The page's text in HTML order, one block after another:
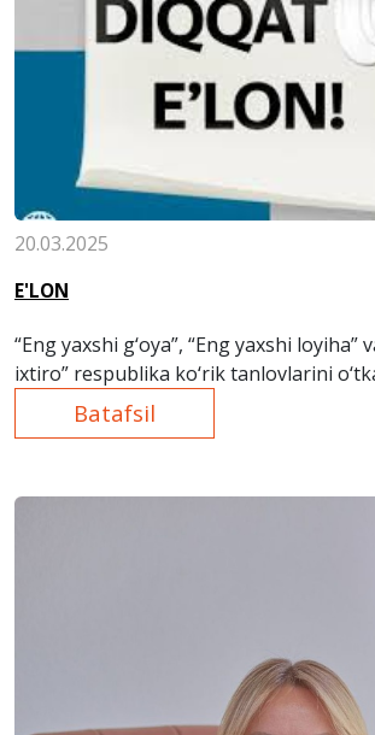
20.03.2025
E'LON
“Eng yaxshi g‘oya”, “Eng yaxshi loyiha”
ixtiro” respublika ko‘rik tanlovlarini
Batafsil